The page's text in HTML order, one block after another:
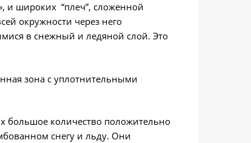
и широких “плеч”, сложенной
окружности через него
в снежный и ледяной слой. Это
зона с уплотнительными
большое количество положительно
снегу и льду. Они